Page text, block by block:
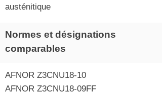
austénitique
Normes et désignations
comparables
AFNOR Z3CNU18-10
AFNOR Z3CNU18-09FF